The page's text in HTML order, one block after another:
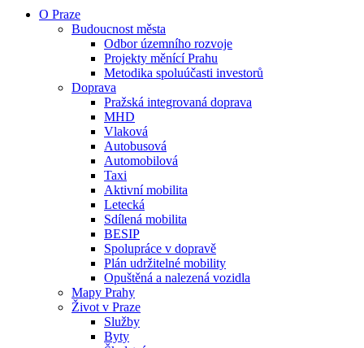
O Praze
Budoucnost města
Odbor územního rozvoje
Projekty měnící Prahu
Metodika spoluúčasti investorů
Doprava
Pražská integrovaná doprava
MHD
Vlaková
Autobusová
Automobilová
Taxi
Aktivní mobilita
Letecká
Sdílená mobilita
BESIP
Spolupráce v dopravě
Plán udržitelné mobility
Opuštěná a nalezená vozidla
Mapy Prahy
Život v Praze
Služby
Byty